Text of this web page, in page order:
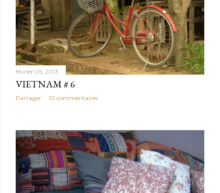
février 05, 2013
VIETNAM # 6
Partager 10 commentaires